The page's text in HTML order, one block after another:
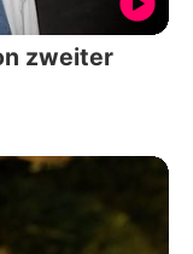
zweiter